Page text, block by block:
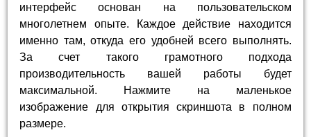
интерфейс основан на пользовательском
многолетнем опыте. Каждое действие находится
именно там, откуда его удобней всего выполнять.
За счет такого грамотного подхода
производительность вашей работы будет
максимальной. Нажмите на маленькое
изображение для открытия скриншота в полном
размере.